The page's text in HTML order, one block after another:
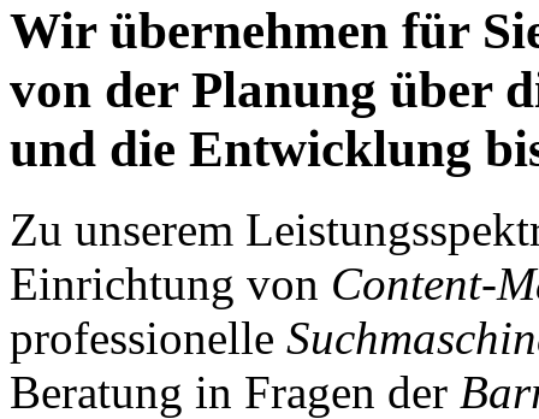
Wir übernehmen für
von der Planung über
und die Entwicklung
Zu unserem
Einrichtung von Content-
professionelle
Beratung in Fragen der